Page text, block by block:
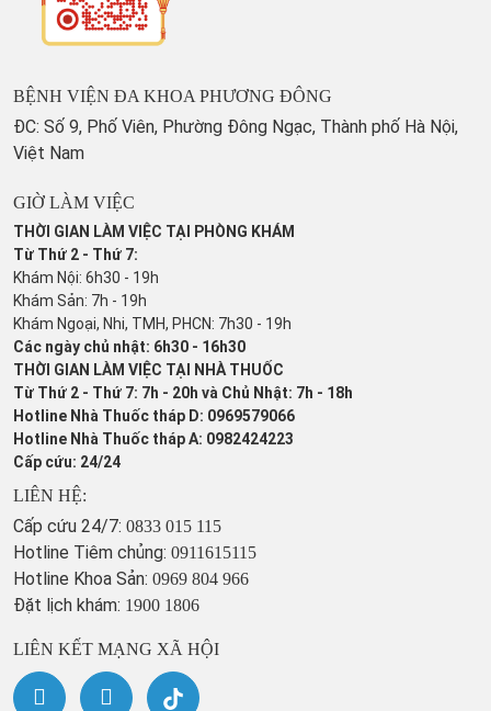
BỆNH VIỆN ĐA KHOA PHƯƠNG ĐÔNG
ĐC: Số 9, Phố Viên, Phường Đông Ngạc, Thành phố Hà Nội,
Việt Nam
GIỜ LÀM VIỆC
THỜI GIAN LÀM VIỆC TẠI PHÒNG KHÁM
Từ Thứ 2 - Thứ 7:
Khám Nội: 6h30 - 19h
Khám Sản: 7h - 19h
Khám Ngoại, Nhi, TMH, PHCN: 7h30 - 19h
Các ngày chủ nhật: 6h30 - 16h30
THỜI GIAN LÀM VIỆC TẠI NHÀ THUỐC
Từ Thứ 2 - Thứ 7: 7h - 20h và Chủ Nhật: 7h - 18h
Hotline Nhà Thuốc tháp D: 0969579066
Hotline Nhà Thuốc tháp A: 0982424223
Cấp cứu: 24/24
LIÊN HỆ:
Cấp cứu 24/7: 0833 015 115
Hotline Tiêm chủng: 0911615115
Hotline Khoa Sản: 0969 804 966
Đặt lịch khám: 1900 1806
LIÊN KẾT MẠNG XÃ HỘI